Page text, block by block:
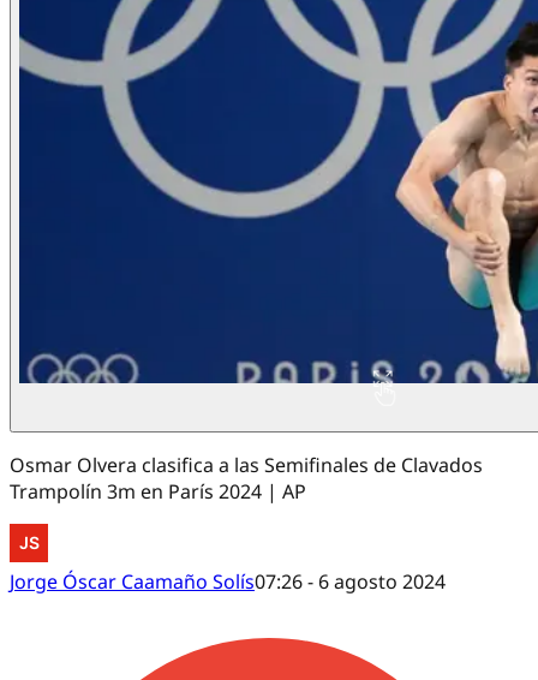
Osmar Olvera clasifica a las Semifinales de Clavados
Trampolín 3m en París 2024 | AP
Jorge Óscar Caamaño Solís07:26 - 6 agosto 2024